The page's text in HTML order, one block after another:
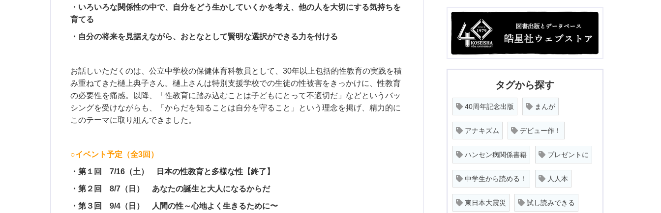
・いろいろな関係性の中で、自分をどう生かしていくかを考え、他の人を大切にする気持ちを
育てる
・自分の将来を見据えながら、おとなとして賢明な選択ができる力を付ける
お話しいただくのは、公立中学校の保健体育科教員として、30年以上包括的性教育の実践を積
み重ねてきた樋上典子さん。樋上さんは特別支援学校での生徒の性被害をきっかけに、性教育
の必要性を痛感。以降、「性教育に踏み込むことは子どもにとって不適切だ」などというバッ
シングを受けながらも、「からだを知ることは自分を守ること」という理念を掲げ、精力的に
このテーマに取り組んできました。
○イベント予定（全3回）
・第１回 7/16（土） 日本の性教育と多様な性【終了】
・第２回 8/7（日） あなたの誕生と大人になるからだ
・第３回 9/4（日） 人間の性～心地よく生きるために〜
タグから探す
40周年記念出版 まんが
アナキズム デビュー作！
ハンセン病関係書籍 プレゼントに
中学生から読める！ 人人本
東日本大震災 試し読みできる